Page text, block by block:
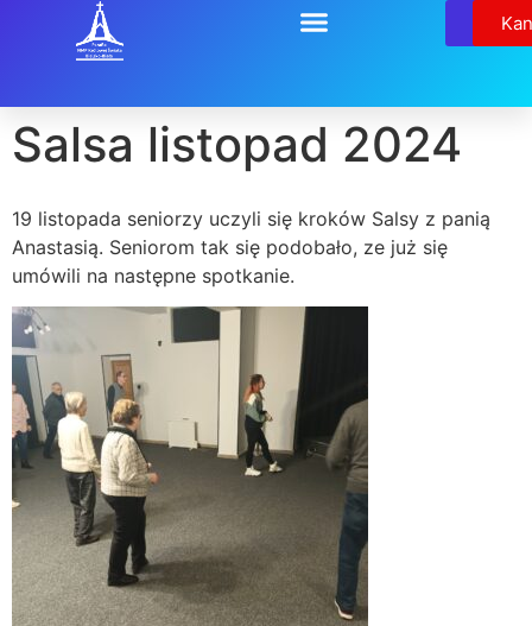
Salsa listopad 2024
19 listopada seniorzy uczyli się kroków Salsy z panią
Anastasią. Seniorom tak się podobało, ze już się
umówili na następne spotkanie.